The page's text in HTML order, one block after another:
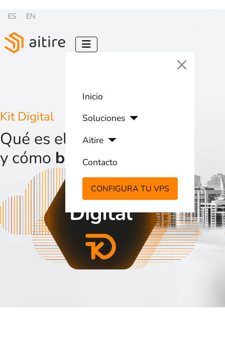
Seleccione su idioma
ES EN
Inicio
Soluciones
Aitire
Contacto
CONFIGURA TU VPS
Kit Digital
Qué es el
Kit Digital
y cómo beneficiarte